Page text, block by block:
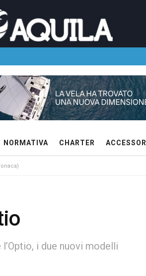
NORMATIVA CHARTER ACCESSORI
i due nuovi modelli